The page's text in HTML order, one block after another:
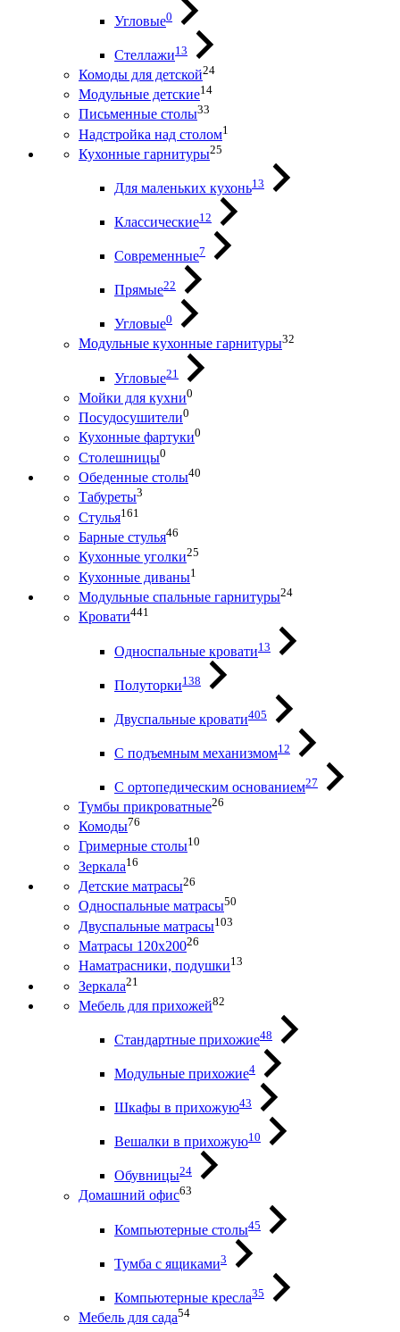
Угловые0
Стеллажи13
Комоды для детской24
Модульные детские14
Письменные столы33
Надстройка над столом1
Кухонные гарнитуры25
Для маленьких кухонь13
Классические12
Современные7
Прямые22
Угловые0
Модульные кухонные гарнитуры32
Угловые21
Мойки для кухни0
Посудосушители0
Кухонные фартуки0
Столешницы0
Обеденные столы40
Табуреты3
Стулья161
Барные стулья46
Кухонные уголки25
Кухонные диваны1
Модульные спальные гарнитуры24
Кровати441
Односпальные кровати13
Полуторки138
Двуспальные кровати405
С подъемным механизмом12
С ортопедическим основанием27
Тумбы прикроватные26
Комоды76
Гримерные столы10
Зеркала16
Детские матрасы26
Односпальные матрасы50
Двуспальные матрасы103
Матрасы 120х20026
Наматрасники, подушки13
Зеркала21
Мебель для прихожей82
Стандартные прихожие48
Модульные прихожие4
Шкафы в прихожую43
Вешалки в прихожую10
Обувницы24
Домашний офис63
Компьютерные столы45
Тумба с ящиками3
Компьютерные кресла35
Мебель для сада54